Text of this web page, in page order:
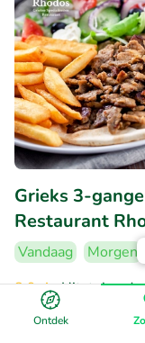
Ontdek
Grieks 3-
Restaurant
Vandaag Morgen
8.9
Uitstekend
Restaurant